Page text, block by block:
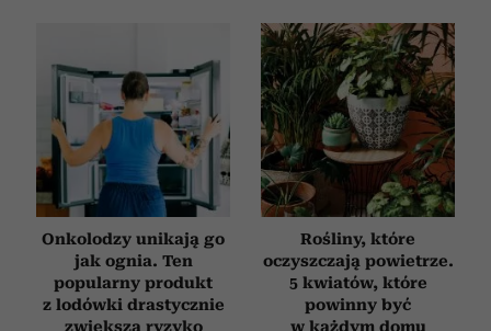
Onkolodzy unikają go
jak ognia. Ten
popularny produkt
z lodówki drastycznie
zwiększa ryzyko
Rośliny, które
oczyszczają powietrze.
5 kwiatów, które
powinny być
w każdym domu